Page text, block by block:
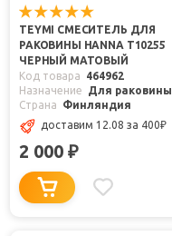
TEYMI СМЕСИТЕЛЬ ДЛЯ
РАКОВИНЫ HANNA T10255
ЧЕРНЫЙ МАТОВЫЙ
Код товара
464962
Назначение
Для раковины
Страна
Финляндия
доставим 12.08 за 400₽
2 000 ₽